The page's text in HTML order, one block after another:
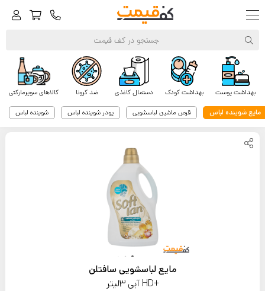
کالاهای سوپرمارکتی ضد کرونا دستمال کاغذی بهداشت کودک بهداشت پوست
شوینده لباس پودر شوینده لباس قرص ماشین لباسشویی مایع شوینده لباس
مایع لباسشویی سافتلن
+HD آبی 3لیتر